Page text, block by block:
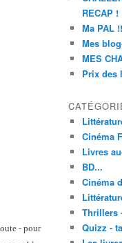
- pour
RECAP !
Ma PAL
Mes
MES
Prix des
Cinéma
Livres
BD...
Cinéma
Thrillers
Quizz -